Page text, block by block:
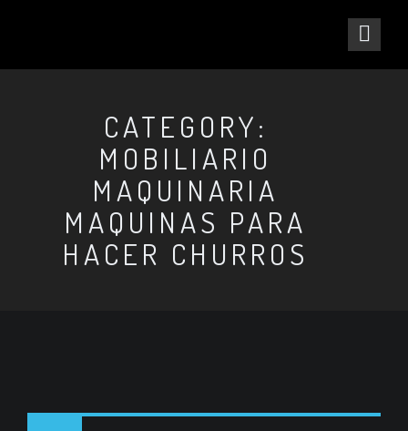
CATEGORY:
MOBILIARIO
MAQUINARIA
MAQUINAS PARA
HACER CHURROS